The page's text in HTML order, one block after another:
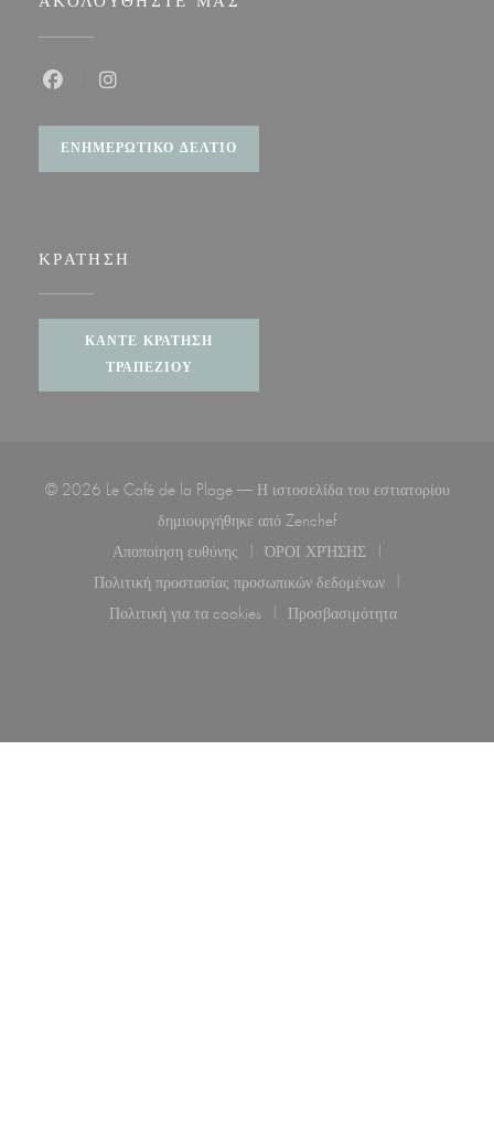
ΕΝΗΜΕΡΩΤΙΚΌ ΔΕΛΤΊΟ
ΚΡΆΤΗΣΗ
ΚΆΝΤΕ ΚΡΆΤΗΣΗ
ΤΡΑΠΕΖΙΟΎ
© 2026 Le Café de la Plage — Η ιστοσελίδα του εστιατορίου
δημιουργήθηκε από Zenchef((ανοίγει σε νέο
Αποποίηση ευθύνης
((ανοίγει σε νέο παράθυρο))
ΌΡΟΙ ΧΡΉΣΗΣ
Πολιτική προστασίας προσωπικών δεδομένων
((ανοίγει σε νέο παράθυρο))
Πολιτική για τα cookies
((ανοίγει σε νέο παράθυρο))
Προσβασιμότητα
((ανοίγει σε νέο